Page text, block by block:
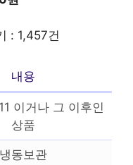
: 1,457건
내용
이거나 그 이후인
상품
냉동보관